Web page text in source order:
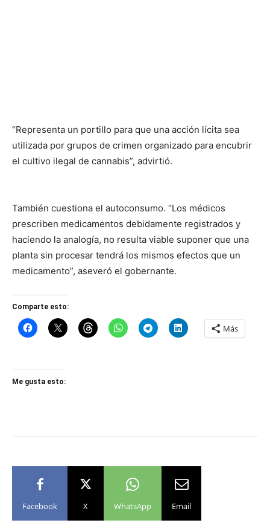
“Representa un portillo para que una acción lícita sea
utilizada por grupos de crimen organizado para encubrir
el cultivo ilegal de cannabis”, advirtió.
También cuestiona el autoconsumo. “Los médicos
prescriben medicamentos debidamente registrados y
haciendo la analogía, no resulta viable suponer que una
planta sin procesar tendrá los mismos efectos que un
medicamento”, aseveró el gobernante.
Comparte esto:
Más
Me gusta esto:
Facebook X WhatsApp Email